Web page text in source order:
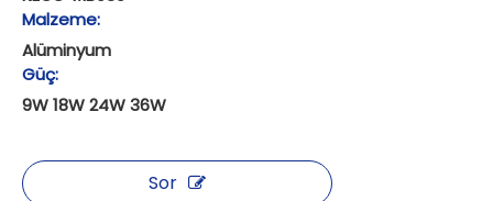
Malzeme:
Alüminyum
Güç:
9W 18W 24W 36W
Sor